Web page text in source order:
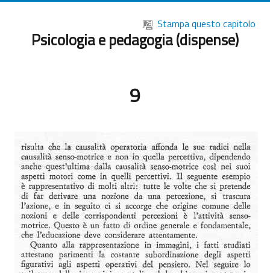
Vai al contenuto principale
Stampa questo capitolo
Psicologia e pedagogia (dispense)
9